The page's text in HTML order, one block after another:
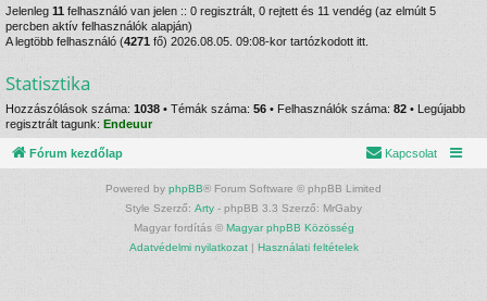
Jelenleg 11 felhasználó van jelen :: 0 regisztrált, 0 rejtett és 11 vendég (az elmúlt 5
percben aktív felhasználók alapján)
A legtöbb felhasználó (4271 fő) 2026.08.05. 09:08-kor tartózkodott itt.
Statisztika
Hozzászólások száma: 1038 • Témák száma: 56 • Felhasználók száma: 82 • Legújabb
regisztrált tagunk: Endeuur
Fórum kezdőlap Kapcsolat
Powered by phpBB® Forum Software © phpBB Limited
Style Szerző: Arty - phpBB 3.3 Szerző: MrGaby
Magyar fordítás © Magyar phpBB Közösség
Adatvédelmi nyilatkozat| Használati feltételek